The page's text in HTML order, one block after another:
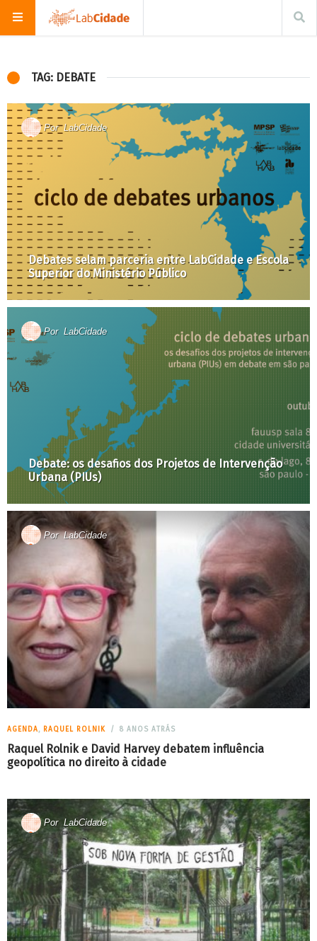
TAG: DEBATE
PorLabCidade
Debates selam parceria entre LabCidade e Escola
Superior do Ministério Público
Por LabCidade
Debate: os desafios dos Projetos de Intervenção
Urbana (PIUs)
PorLabCidade
AGENDA, RAQUEL ROLNIK 8 ANOS ATRÁS
Raquel Rolnik e David Harvey debatem influência
geopolítica no direito à cidade
Por LabCidade